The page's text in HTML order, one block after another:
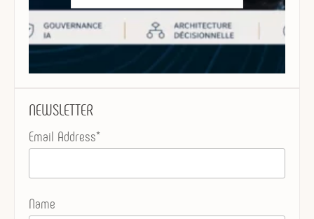
NEWSLETTER
Email Address*
Name